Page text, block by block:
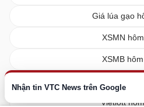
Nhận tin VTC News trên Google
Giá lúa gạo
XSMN
XSMB
Vietlott